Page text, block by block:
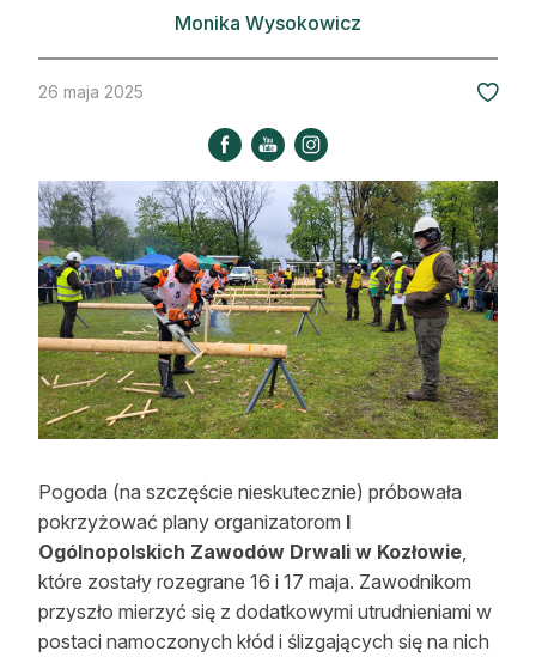
Kultura i historia
Strefa eksperta
Dla drwala
Leśnik na zakupach
Z zagranicy
Edukacja
Lasy prywatne
100 lat „Lasu Polskiego”
Prenumerata
Reklama
Monika Wysokowicz
26 maja 2025
Pogoda (na szczęście nieskutecznie) próbowała
pokrzyżować plany organizatorom I
Ogólnopolskich Zawodów Drwali w Kozłowie
które zostały rozegrane 16 i 17 maja. Zawodnikom
przyszło mierzyć się z dodatkowymi utrudnieniami w
postaci namoczonych kłód i ślizgających się na nich